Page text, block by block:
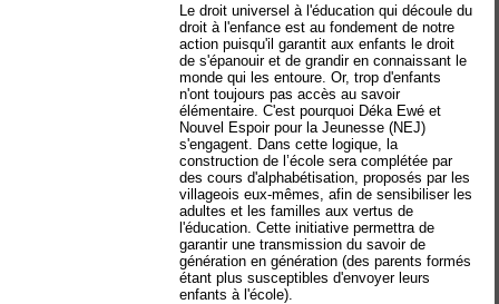
Le droit universel à l'éducation qui découle du
droit à l'enfance est au fondement de notre
action puisqu'il garantit aux enfants le droit
de s'épanouir et de grandir en connaissant le
monde qui les entoure. Or, trop d'enfants
n'ont toujours pas accès au savoir
élémentaire. C'est pourquoi Déka Ewé et
Nouvel Espoir pour la Jeunesse (NEJ)
s'engagent. Dans cette logique, la
construction de l’école sera complétée par
des cours d'alphabétisation, proposés par les
villageois eux-mêmes, afin de sensibiliser les
adultes et les familles aux vertus de
l'éducation. Cette initiative permettra de
garantir une transmission du savoir de
génération en génération (des parents formés
étant plus susceptibles d'envoyer leurs
enfants à l'école).